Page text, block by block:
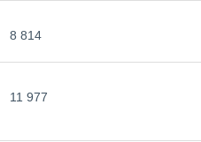
8 814
11 977